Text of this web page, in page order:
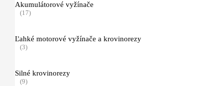
Čistiace zametacie stroje
Mazivá
(14)
(16)
Akumulátorové vyžínače
(17)
Ľahké motorové vyžínače a krovinorezy
(3)
Silné krovinorezy
(9)